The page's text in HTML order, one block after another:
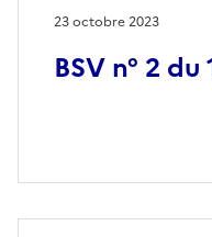
BSV n° 2
23 octobre 2023